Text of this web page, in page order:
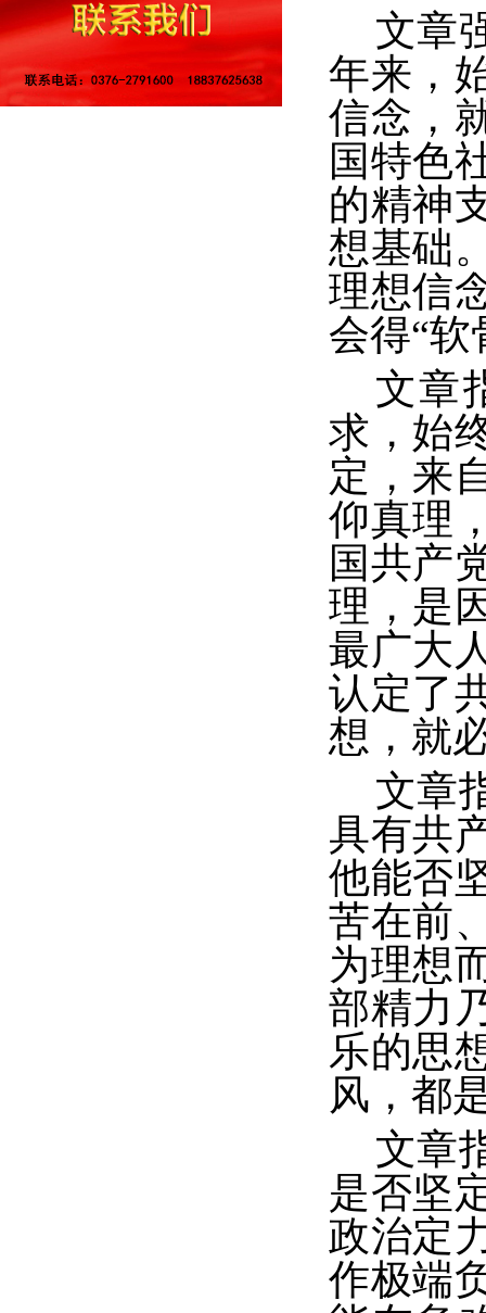
文章
年来，
信念，
国特色
的精神
想基础
理想信
会得“软
文章
求，始
定，来
仰真理
国共产
理，是
最广大
认定了
想，就
文章
具有共
他能否
苦在前
为理想
部精力
乐的思
风，都
文章
是否坚
政治定
作极端